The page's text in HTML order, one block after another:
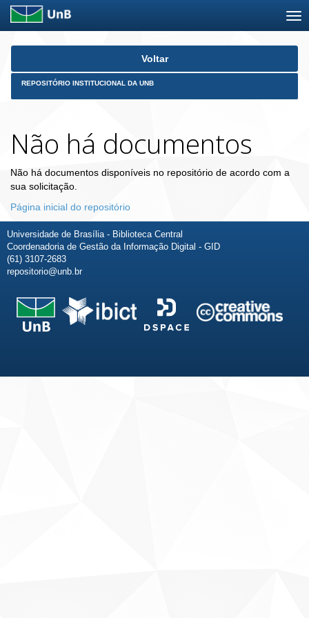
Skip
Voltar
REPOSITÓRIO INSTITUCIONAL DA UNB
Não há documentos
Não há documentos disponíveis no repositório de acordo com a
sua solicitação.
Página inicial do repositório
Universidade de Brasília - Biblioteca Central
Coordenadoria de Gestão da Informação Digital - GID
(61) 3107-2683
repositorio@unb.br